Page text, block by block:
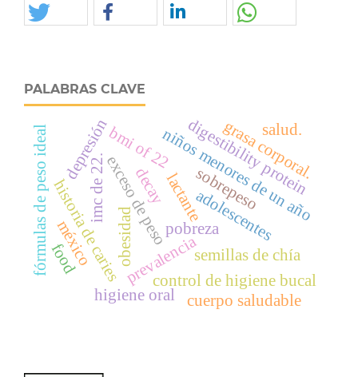
PALABRAS CLAVE
lactante
prevalencia
exceso de peso sobrepeso
obesidad
niños menores de un año
control de higiene bucal
adolescentes
higiene oral
historia de caries decay
semillas de chía
digestibility protein
depresiónbmi of 22
fórmulas de peso ideal imc de 22.
grasa corporal.
pobreza
méxico
food
salud.
cuerpo saludable